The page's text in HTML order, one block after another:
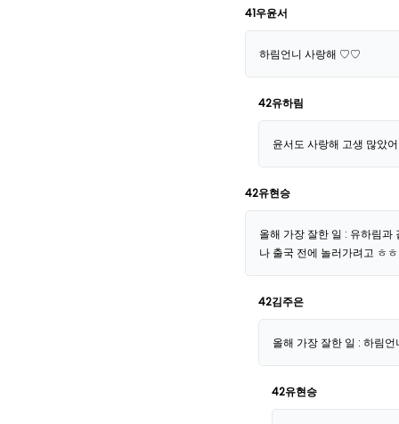
41우윤서
하림언니 사랑해 ♡♡
42유하림
윤서도 사랑해 고생 많았
42유현승
올해 가장 잘한 일 : 유하림과
나 출국 전에 놀러가려고 ㅎㅎ
42김주은
올해 가장 잘한 일 : 하림
42유현승